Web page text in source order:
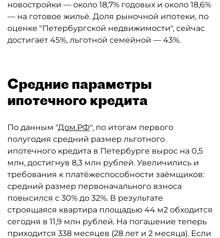
новостройки — около 18,7% годовых и около 18,6%
— на готовое жильё. Доля рыночной ипотеки, по
оценке "Петербургской недвижимости", сейчас
достигает 45%, льготной семейной — 43%.
Средние параметры
ипотечного кредита
По данным "Дом.РФ", по итогам первого
полугодия средний размер льготного
ипотечного кредита в Петербурге вырос на 0,5
млн, достигнув 8,3 млн рублей. Увеличились и
требования к платёжеспособности заёмщиков:
средний размер первоначального взноса
повысился с 30% до 32%. В результате
строящаяся квартира площадью 44 м2 обходится
сегодня в 11,9 млн рублей. На погашение теперь
приходится 338 месяцев (28 лет и 2 месяца). Если